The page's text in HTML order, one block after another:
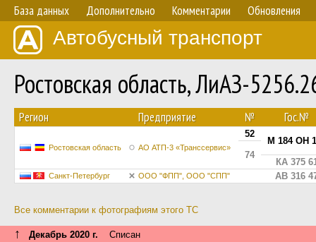
База данных Дополнительно Комментарии Обновления
Автобусный транспорт
Ростовская область, ЛиАЗ-
Регион Предприятие № Гос.№
Ростовская область АО АТП-3 «Транссервис»
52
М 184 ОН
74
КА 375
Санкт-Петербург ООО "ФПП", ООО "СПП" АВ 316
Все комментарии к фотографиям этого ТС
↑ Декабрь 2020 г. Списан